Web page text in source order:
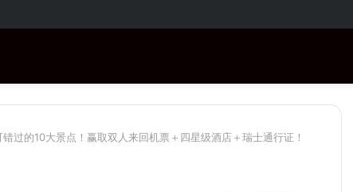
！购买指定商品还有免费赠品！
过的10大景点！赢取双人来回机票＋四星级酒店＋瑞士通行证！